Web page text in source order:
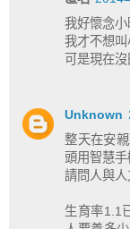
我好懷念
我才不想
可是現在
Unknown
整天在安
頭用智慧手
請問人與
生育率1.1